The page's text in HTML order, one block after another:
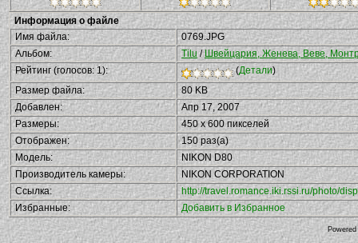
Информация о файле
Имя файла:
0769.JPG
Альбом:
Tilu/Швейцария, Женева, Веве,
Рейтинг (голосов: 1):
(Детали)
Размер файла:
80 KB
Добавлен:
Апр 17, 2007
Размеры:
450 x 600 пикселей
Отображен:
150 раз(а)
Модель:
NIKON D80
Производитель камеры:
NIKON CORPORATION
Ссылка:
http://travel.romance.iki.rssi.ru/photo/
Избранные:
Добавить в Избранное